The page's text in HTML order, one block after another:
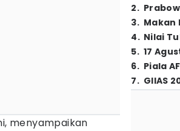
menyampaikan
2.
3. Makan
4. Nilai
5. 17
6. Piala
7. GIIAS